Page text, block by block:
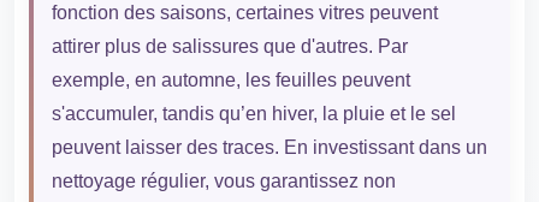
fonction des saisons, certaines vitres peuvent
attirer plus de salissures que d'autres. Par
exemple, en automne, les feuilles peuvent
s'accumuler, tandis qu’en hiver, la pluie et le sel
peuvent laisser des traces. En investissant dans un
nettoyage régulier, vous garantissez non